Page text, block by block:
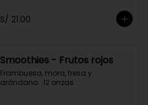
S/ 21.00
Smoothies - Frutos rojos
Frambuesa, mora, fresa y
arándano.  12 onzas